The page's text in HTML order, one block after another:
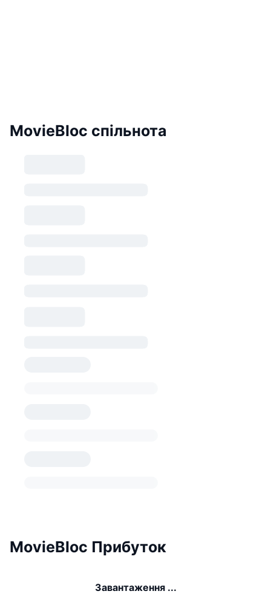
MovieBloc спільнота
MovieBloc Прибуток
Завантаження ...